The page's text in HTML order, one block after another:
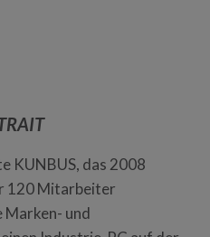
KUNBUS, das 2008
120 Mitarbeiter
und